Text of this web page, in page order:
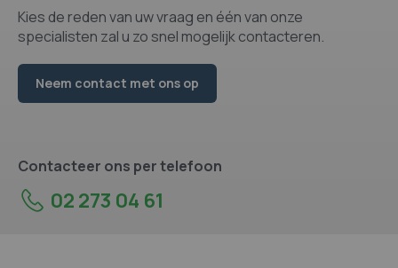
Kies de reden van uw vraag en één van onze
specialisten zal u zo snel mogelijk contacteren.
Neem contact met ons op
Contacteer ons per telefoon
02 273 04 61